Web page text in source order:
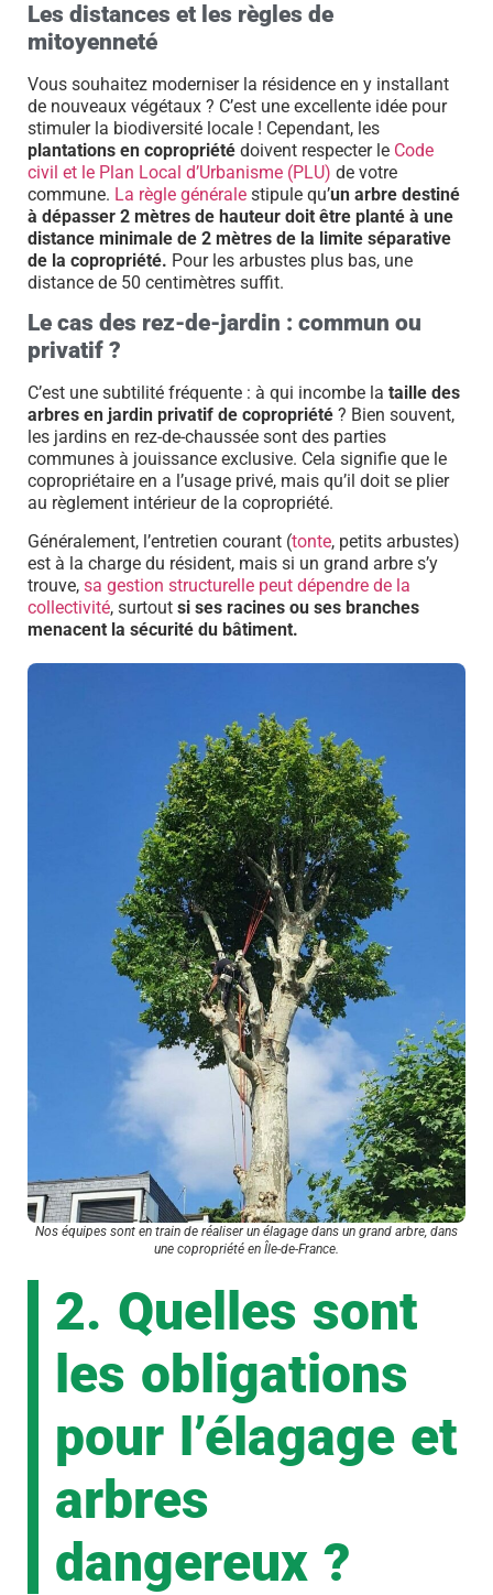
Les distances et les règles de
mitoyenneté
Vous souhaitez moderniser la résidence en y installant
de nouveaux végétaux ? C’est une excellente idée pour
stimuler la biodiversité locale ! Cependant, les
plantations en copropriété doivent respecter le Code
civil et le Plan Local d’Urbanisme (PLU) de votre
commune. La règle générale stipule qu’un arbre destiné
à dépasser 2 mètres de hauteur doit être planté à une
distance minimale de 2 mètres de la limite séparative
de la copropriété. Pour les arbustes plus bas, une
distance de 50 centimètres suffit.
Le cas des rez-de-jardin : commun ou
privatif ?
C’est une subtilité fréquente : à qui incombe la taille des
arbres en jardin privatif de copropriété ? Bien souvent,
les jardins en rez-de-chaussée sont des parties
communes à jouissance exclusive. Cela signifie que le
copropriétaire en a l’usage privé, mais qu’il doit se plier
au règlement intérieur de la copropriété.
Généralement, l’entretien courant (tonte, petits arbustes)
est à la charge du résident, mais si un grand arbre s’y
trouve, sa gestion structurelle peut dépendre de la
collectivité, surtout si ses racines ou ses branches
menacent la sécurité du bâtiment.
Nos équipes sont en train de réaliser un élagage dans un grand arbre, dans
une copropriété en Île-de-France.
2. Quelles sont
les obligations
pour l’élagage et
arbres
dangereux ?